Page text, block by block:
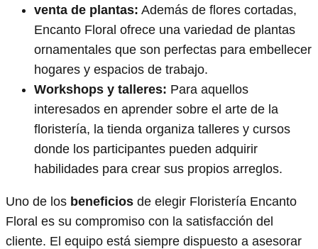
venta de plantas: Además de flores cortadas,
Encanto Floral ofrece una variedad de plantas
ornamentales que son perfectas para embellecer
hogares y espacios de trabajo.
Workshops y talleres: Para aquellos
interesados en aprender sobre el arte de la
floristería, la tienda organiza talleres y cursos
donde los participantes pueden adquirir
habilidades para crear sus propios arreglos.
Uno de los beneficios de elegir Floristería Encanto
Floral es su compromiso con la satisfacción del
cliente. El equipo está siempre dispuesto a asesorar